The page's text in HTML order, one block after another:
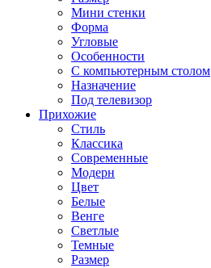
Мини стенки
Форма
Угловые
Особенности
С компьютерным столом
Назначение
Под телевизор
Прихожие
Стиль
Классика
Современные
Модерн
Цвет
Белые
Венге
Светлые
Темные
Размер